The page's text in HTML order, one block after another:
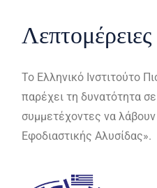
Λεπτομέρειες
Το Ελληνικό Ινστιτούτο
παρέχει τη δυνατότητα
συμμετέχοντες να
Εφοδιαστικής Αλυσίδας».